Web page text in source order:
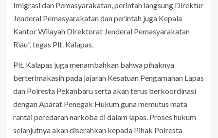
Imigrasi dan Pemasyarakatan, perintah langsung Direktur
Jenderal Pemasyarakatan dan perintah juga Kepala
Kantor Wilayah Direktorat Jenderal Pemasyarakatan
Riau”, tegas Plt. Kalapas.
Plt. Kalapas juga menambahkan bahwa pihaknya
berterimakasih pada jajaran Kesatuan Pengamanan Lapas
dan Polresta Pekanbaru serta akan terus berkoordinasi
dengan Aparat Penegak Hukum guna memutus mata
rantai peredaran narkoba di dalam lapas. Proses hukum
selanjutnya akan diserahkan kepada Pihak Polresta